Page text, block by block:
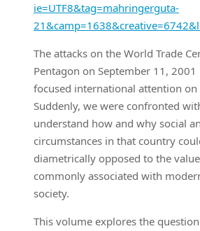
ie=UTF8&tag=mahringerguta-
The attacks on the World Trade
Pentagon on September 11,
focused international attention on
Suddenly, we were confronted
understand how and why social
circumstances in that country
diametrically opposed to the
commonly associated with
society.
This volume explores the